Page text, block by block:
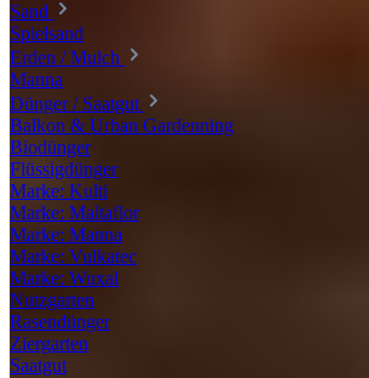
Sand
Spielsand
Erden / Mulch
Manna
Dünger / Saatgut
Balkon & Urban Gardenning
Biodünger
Flüssigdünger
Marke: Kulti
Marke: Maltaflor
Marke: Manna
Marke: Vulkatec
Marke: Wuxal
Nutzgarten
Rasendünger
Ziergarten
Saatgut